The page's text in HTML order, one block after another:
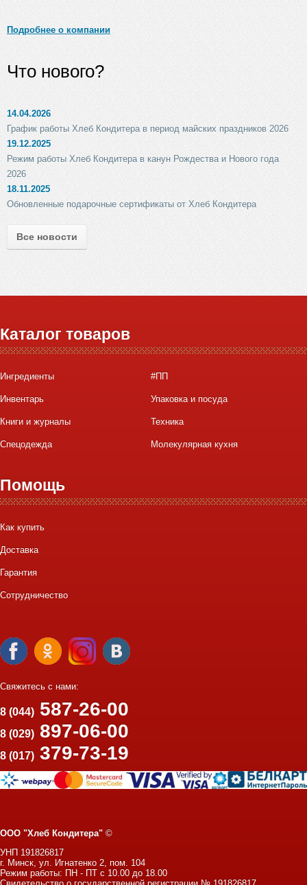
Подробнее о компании
Что нового?
14.04.2026
График работы Хлеб Кондитера в период майских праздников 2026
19.12.2025
Режим работы Хлеб Кондитера в канун Рождества и Нового года
2026
18.11.2025
Обновленные подарочные сертификаты от Хлеб Кондитера
Все новости
Каталог товаров
Ингредиенты #ПП
Инвентарь Упаковка и посуда
Книги и журналы Техника
Спецодежда Молекулярная кухня
Помощь
Как купить
Доставка
Гарантия
Сотрудничество
Свяжитесь с нами:
8 (044) 587-26-00
8 (029) 897-06-00
8 (017) 379-73-19
ООО "Хлеб Кондитера" ©
УНП 191826817
г. Минск, ул. Игнатенко 2, пом. 104
Режим работы: ПН - ПТ с 10.00 до 18.00